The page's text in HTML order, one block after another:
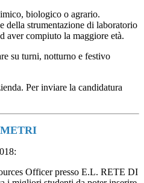
biologico o agrario.
della strumentazione di laboratorio
aver compiuto la maggiore età.
su turni, notturno e festivo
Per inviare la candidatura
Officer presso E.L. RETE DI